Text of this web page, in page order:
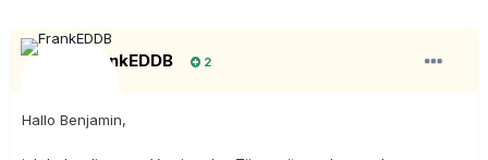
FrankEDDB 2
Hallo Benjamin,